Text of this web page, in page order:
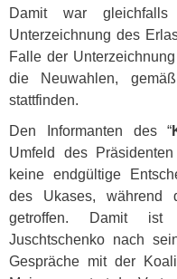
Damit war
Unterzeichnung des
Falle der
die Neuwahlen,
stattfinden.
Den Informanten des “
Umfeld des
keine endgültige
des Ukases, während
getroffen. Damit ist
Juschtschenko nach
Gespräche mit der